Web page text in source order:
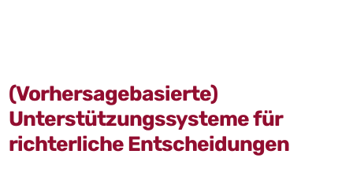
(Vorhersagebasierte)
Unterstützungssysteme für
richterliche Entscheidungen